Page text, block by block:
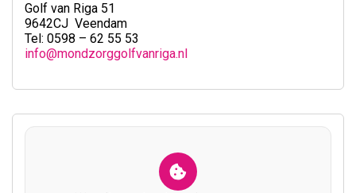
Golf van Riga 51
9642CJ Veendam
Tel: 0598 – 62 55 53
info@mondzorggolfvanriga.nl